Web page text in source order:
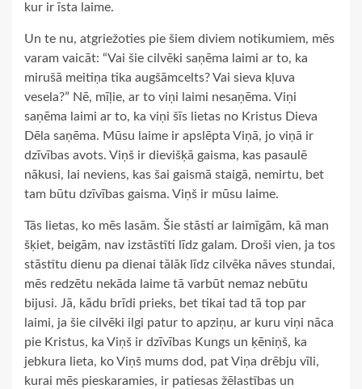
kur ir īsta laime.
Un te nu, atgriežoties pie šiem diviem notikumiem, mēs
varam vaicāt: “Vai šie cilvēki saņēma laimi ar to, ka
mirušā meitiņa tika augšāmcelts? Vai sieva kļuva
vesela?” Nē, mīļie, ar to viņi laimi nesaņēma. Viņi
saņēma laimi ar to, ka viņi šīs lietas no Kristus Dieva
Dēla saņēma. Mūsu laime ir apslēpta Viņā, jo viņā ir
dzīvības avots. Viņš ir dievišķā gaisma, kas pasaulē
nākusi, lai neviens, kas šai gaismā staigā, nemirtu, bet
tam būtu dzīvības gaisma. Viņš ir mūsu laime.
Tās lietas, ko mēs lasām. Šie stāsti ar laimīgām, kā man
šķiet, beigām, nav izstāstīti līdz galam. Droši vien, ja tos
stāstītu dienu pa dienai tālāk līdz cilvēka nāves stundai,
mēs redzētu nekāda laime tā varbūt nemaz nebūtu
bijusi. Jā, kādu brīdi prieks, bet tikai tad tā top par
laimi, ja šie cilvēki ilgi patur to apziņu, ar kuru viņi nāca
pie Kristus, ka Viņš ir dzīvības Kungs un ķēniņš, ka
jebkura lieta, ko Viņš mums dod, pat Viņa drēbju vīli,
kurai mēs pieskaramies, ir patiesas žēlastības un